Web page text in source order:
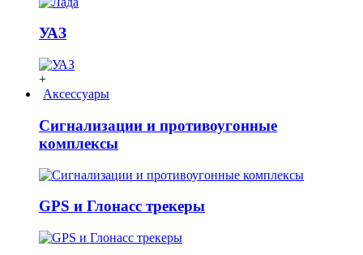
УАЗ
+
Аксессуары
Сигнализации и противоугонные
комплексы
GPS и Глонасс трекеры